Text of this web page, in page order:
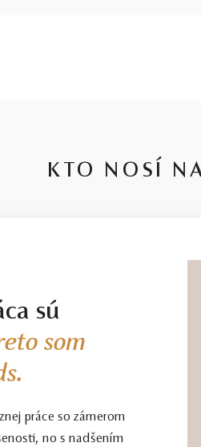
KTO NOSÍ
sú
som
práce so zámerom
no s nadšením